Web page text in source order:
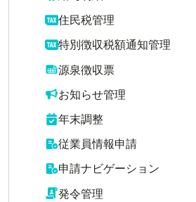
住民税管理
特別徴収税額通知管理
源泉徴収票
お知らせ管理
年末調整
従業員情報申請
申請ナビゲーション
発令管理